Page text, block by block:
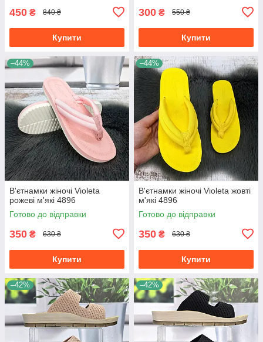
450 ₴ 840 ₴
Купити
300 ₴ 550 ₴
Купити
–44%
В'єтнамки жіночі Violeta
рожеві м'які 4896
Готово до відправки
350 ₴ 630 ₴
Купити
–44%
В'єтнамки жіночі Violeta жовті
м'які 4896
Готово до відправки
350 ₴ 630 ₴
Купити
–42% –42%